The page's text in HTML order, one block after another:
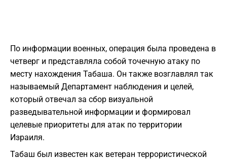
По информации военных, операция была проведена в
четверг и представляла собой точечную атаку по
месту нахождения Табаша. Он также возглавлял так
называемый Департамент наблюдения и целей,
который отвечал за сбор визуальной
разведывательной информации и формировал
целевые приоритеты для атак по территории
Израиля.
Табаш был известен как ветеран террористической